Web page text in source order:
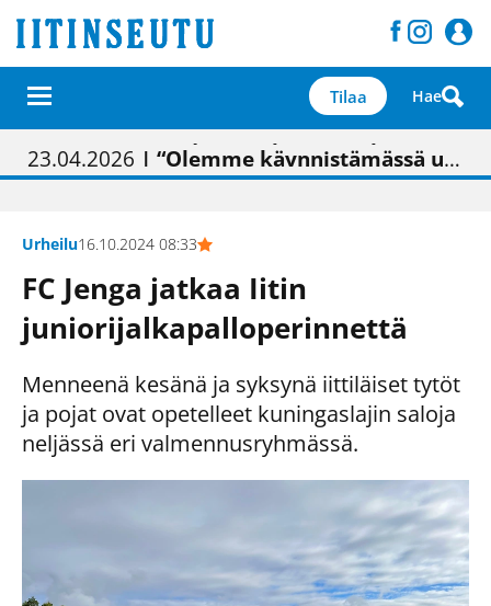
Tilaa Hae
01.02.2026 | Painon vaihtumisen pitäisi näkyä hieman parempana painojäljen laatuna lehdessä
05.02.2026 | Uudistettu kunnantalo on valoisa
23.04.2026 | “Olemme käynnistämässä uudelleen keskustavisiotyön”
09.05.2026| "Maalla on totuttu elämään omavaraisemmin kuin kaupungissa"
Urheilu16.10.2024 08:33
FC Jenga jatkaa Iitin
juniorijalkapalloperinnettä
Menneenä kesänä ja syksynä iittiläiset tytöt
ja pojat ovat opetelleet kuningaslajin saloja
neljässä eri valmennusryhmässä.